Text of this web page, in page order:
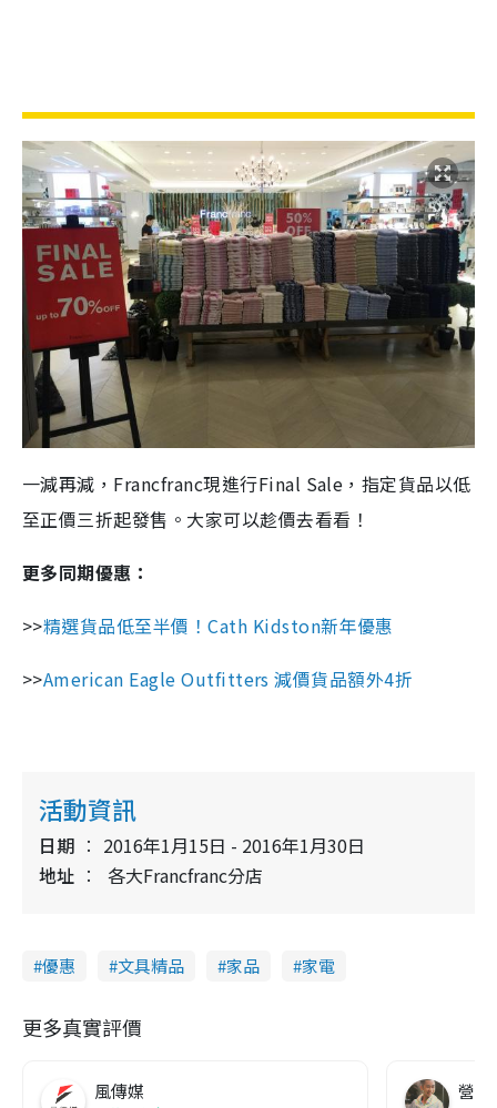
一減再減，Francfranc現進行Final Sale，指定貨品以低
至正價三折起發售。大家可以趁價去看看！
更多同期優惠：
>>精選貨品低至半價！Cath Kidston新年優惠
>>American Eagle Outfitters 減價貨品額外4折
活動資訊
日期
2016年1月15日 - 2016年1月30日
地址
各大Francfranc分店
優惠 文具精品 家品 家電
更多真實評價
風傳媒 營養